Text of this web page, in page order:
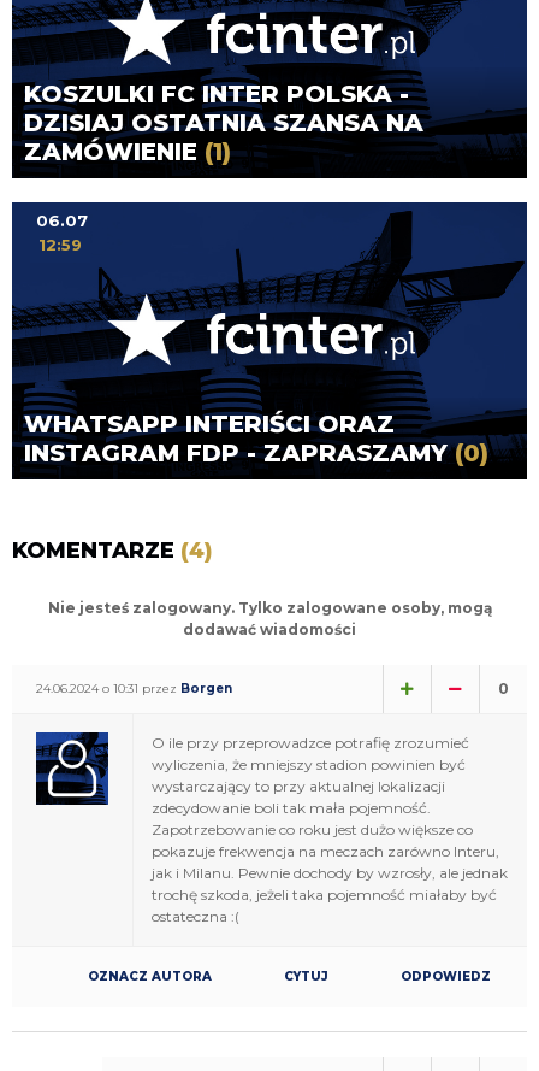
KOSZULKI FC INTER POLSKA -
DZISIAJ OSTATNIA SZANSA NA
ZAMÓWIENIE (1)
WHATSAPP INTERIŚCI ORAZ
INSTAGRAM FDP - ZAPRASZAMY(0)
06.07
12:59
KOMENTARZE (4)
Nie jesteś zalogowany. Tylko zalogowane osoby, mogą
dodawać wiadomości
24.06.2024 o 10:31 przez Borgen 0
O ile przy przeprowadzce potrafię zrozumieć
wyliczenia, że mniejszy stadion powinien być
wystarczający to przy aktualnej lokalizacji
zdecydowanie boli tak mała pojemność.
Zapotrzebowanie co roku jest dużo większe co
pokazuje frekwencja na meczach zarówno Interu,
jak i Milanu. Pewnie dochody by wzrosły, ale jednak
trochę szkoda, jeżeli taka pojemność miałaby być
ostateczna :(
OZNACZ AUTORA CYTUJ ODPOWIEDZ